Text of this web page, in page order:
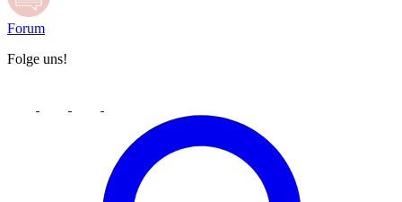
Forum
Folge uns!